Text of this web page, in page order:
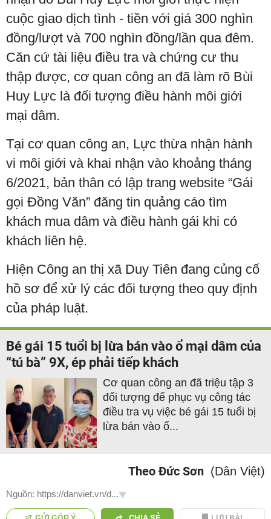
cuộc giao dịch tình - tiền với giá 300 nghìn
đồng/lượt và 700 nghìn đồng/lần qua đêm.
Căn cứ tài liệu điều tra và chứng cư thu
thập được, cơ quan công an đã làm rõ Bùi
Huy Lực là đối tượng điều hành môi giới
mại dâm.
Tại cơ quan công an, Lực thừa nhận hành
vi môi giới và khai nhận vào khoảng tháng
6/2021, bản thân có lập trang website “Gái
gọi Đồng Văn” đăng tin quảng cáo tìm
khách mua dâm và điều hành gái khi có
khách liên hệ.
Hiện Công an thị xã Duy Tiên đang củng cố
hồ sơ để xử lý các đối tượng theo quy định
của pháp luật.
Bé gái 15 tuổi bị lừa bán vào ổ mại dâm của
“tú bà” 9X, ép phải tiếp khách
Cơ quan công an đã triệu tập 3
đối tượng để phục vụ công tác
điều tra vụ việc bé gái 15 tuổi bị
lừa bán vào ổ...
Theo Đức Sơn (Dân Việt)
Nguồn: https://danviet.vn/d...